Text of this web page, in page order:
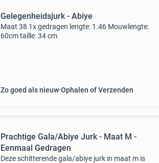
Gelegenheidsjurk - Abiye
Maat 38 1x gedragen lengte: 1.46 Mouwlengte:
60cm taille: 34 cm
Zo goed als nieuw Ophalen of Verzenden
Prachtige Gala/Abiye Jurk - Maat M -
Eenmaal Gedragen
Deze schitterende gala/abiye jurk in maat m is